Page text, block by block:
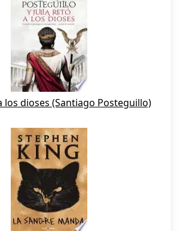
los dioses (Santiago Posteguillo)